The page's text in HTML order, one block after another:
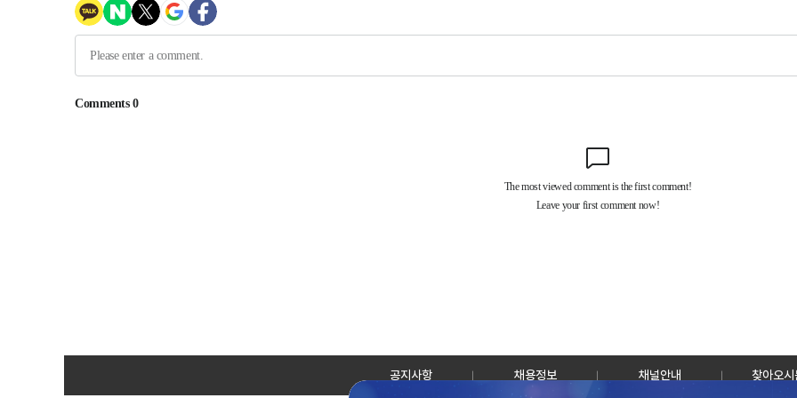
공지사항 채용정보 채널안내 찾아오시